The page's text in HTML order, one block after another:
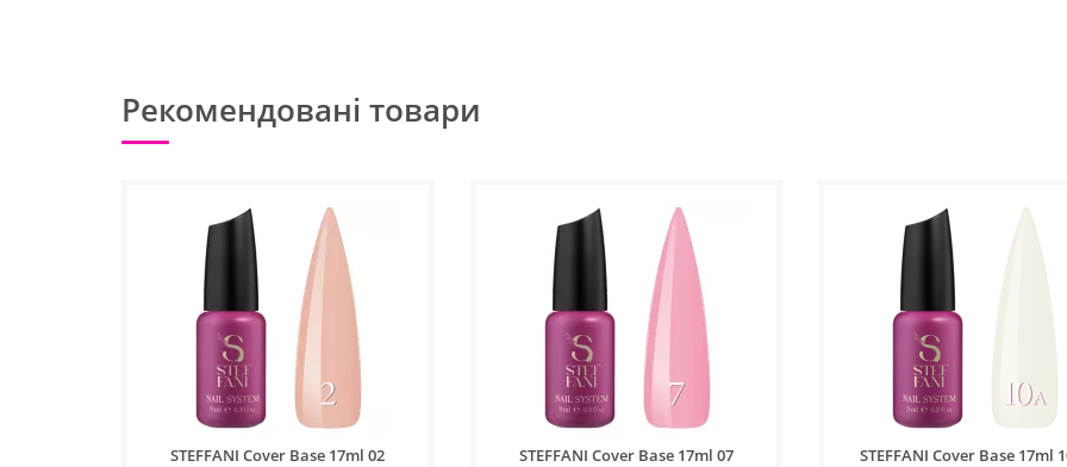
Рекомендовані товари
STEFFANI Cover Base 17ml 02 STEFFANI Cover Base 17ml 07 STEFFANI Cover Base 17ml